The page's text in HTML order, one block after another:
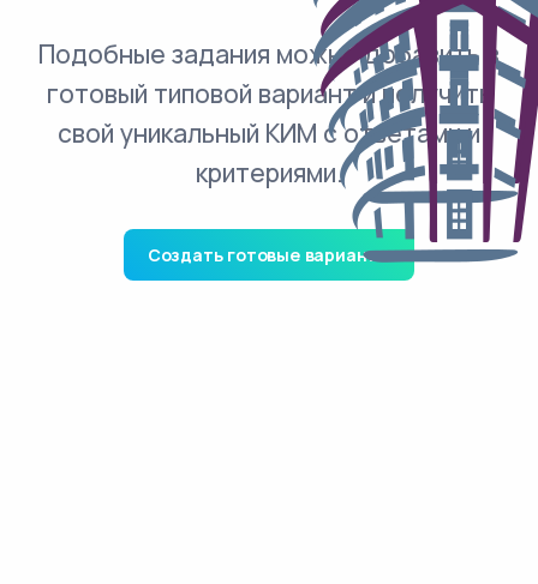
Подобные задания можно добавить в
готовый типовой вариант и получить
свой уникальный КИМ с ответами и
критериями.
Создать готовые варианты